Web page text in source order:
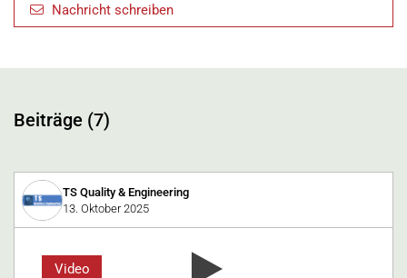
Nachricht schreiben
Beiträge (7)
TS Quality & Engineering
13. Oktober 2025
Video